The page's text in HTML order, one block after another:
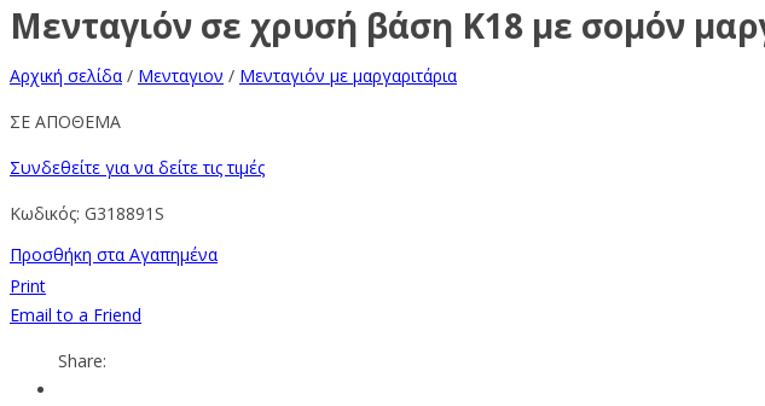
Μενταγιόν σε χρυσή βάση Κ18 με σομόν
Αρχική σελίδα / Μενταγιον / Μενταγιόν με μαργαριτάρια
ΣΕ ΑΠΟΘΕΜΑ
Συνδεθείτε για να δείτε τις τιμές
Κωδικός: G318891S
Προσθήκη στα Αγαπημένα
Print
Email to a Friend
Share: